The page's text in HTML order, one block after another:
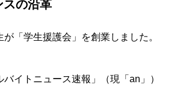
スの沿革
「学生援護会」を創業しました。
イトニュース速報」（現「an」）